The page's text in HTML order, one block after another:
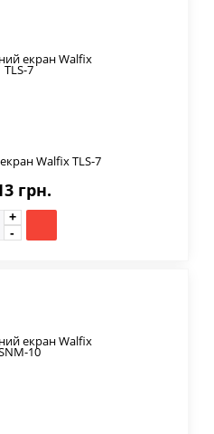
Walfix TLS-7
грн.